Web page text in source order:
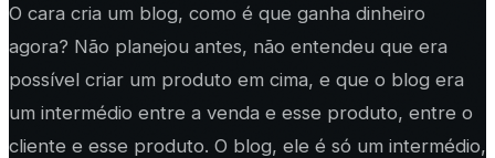
O cara cria um blog, como é que ganha dinheiro
agora? Não planejou antes, não entendeu que era
possível criar um produto em cima, e que o blog era
um intermédio entre a venda e esse produto, entre o
cliente e esse produto. O blog, ele é só um intermédio,